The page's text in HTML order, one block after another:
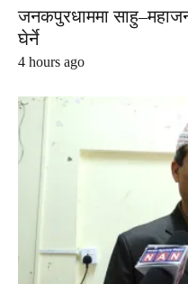
जनकपुरधाममा
घेर्ने
4 hours ago